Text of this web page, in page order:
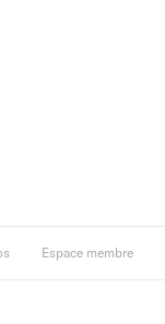
Espace membre